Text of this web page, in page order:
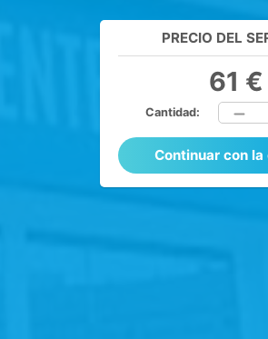
PRECIO DEL
61 €
Cantidad:
Continuar con la